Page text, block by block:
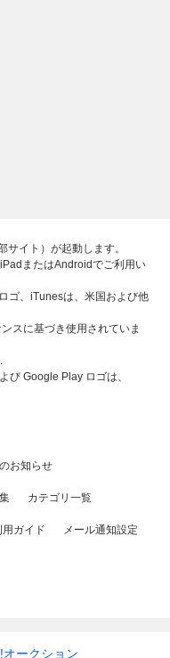
サイト）が起動します。
またはAndroidでご利用い
ゴ、iTunesは、米国および他
スに基づき使用されていま
び Google Play ロゴは、
お知らせ
カテゴリ一覧
ガイド メール通知設定
オークション